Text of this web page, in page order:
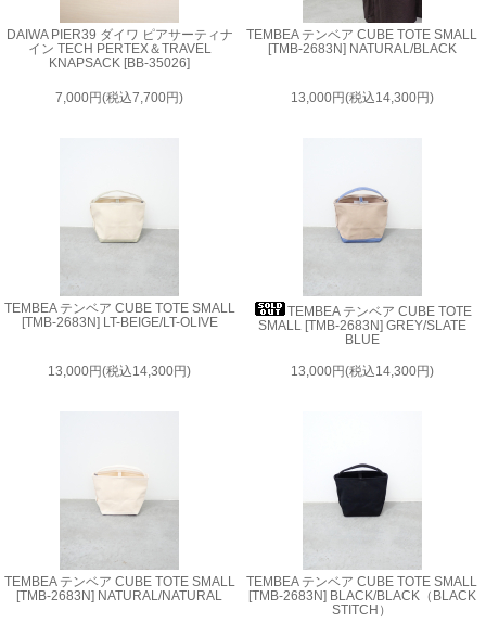
DAIWA PIER39 ダイワ ピアサーティナ
イン TECH PERTEX＆TRAVEL
KNAPSACK [BB-35026]
7,000円(税込7,700円)
TEMBEA テンベア CUBE TOTE SMALL
[TMB-2683N] NATURAL/BLACK
13,000円(税込14,300円)
TEMBEA テンベア CUBE TOTE SMALL
[TMB-2683N] LT-BEIGE/LT-OLIVE
13,000円(税込14,300円)
TEMBEA テンベア CUBE TOTE
SMALL [TMB-2683N] GREY/SLATE
BLUE
13,000円(税込14,300円)
TEMBEA テンベア CUBE TOTE SMALL
[TMB-2683N] NATURAL/NATURAL
TEMBEA テンベア CUBE TOTE SMALL
[TMB-2683N] BLACK/BLACK（BLACK
STITCH）